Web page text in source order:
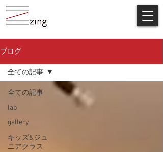
ブログ
全ての記事
lab
gallery
キッズ&ジュ
ニアクラス
全ての記事